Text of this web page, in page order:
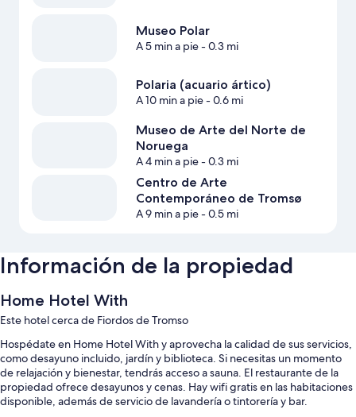
Museo Polar
A 5 min a pie- 0.3 mi
Polaria (acuario ártico)
A 10 min a pie- 0.6 mi
Museo de Arte del Norte de
Noruega
A 4 min a pie- 0.3 mi
Centro de Arte
Contemporáneo de Tromsø
A 9 min a pie- 0.5 mi
Información de la propiedad
Home Hotel With
Este hotel cerca de Fiordos de Tromso
Hospédate en Home Hotel With y aprovecha la calidad de sus servicios,
como desayuno incluido, jardín y biblioteca. Si necesitas un momento
de relajación y bienestar, tendrás acceso a sauna. El restaurante de la
propiedad ofrece desayunos y cenas. Hay wifi gratis en las habitaciones
disponible, además de servicio de lavandería o tintorería y bar.